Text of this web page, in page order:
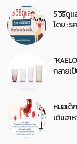
5 วิธีดูแ
โดย :
กลายเ
หมอเด็
เดินอา